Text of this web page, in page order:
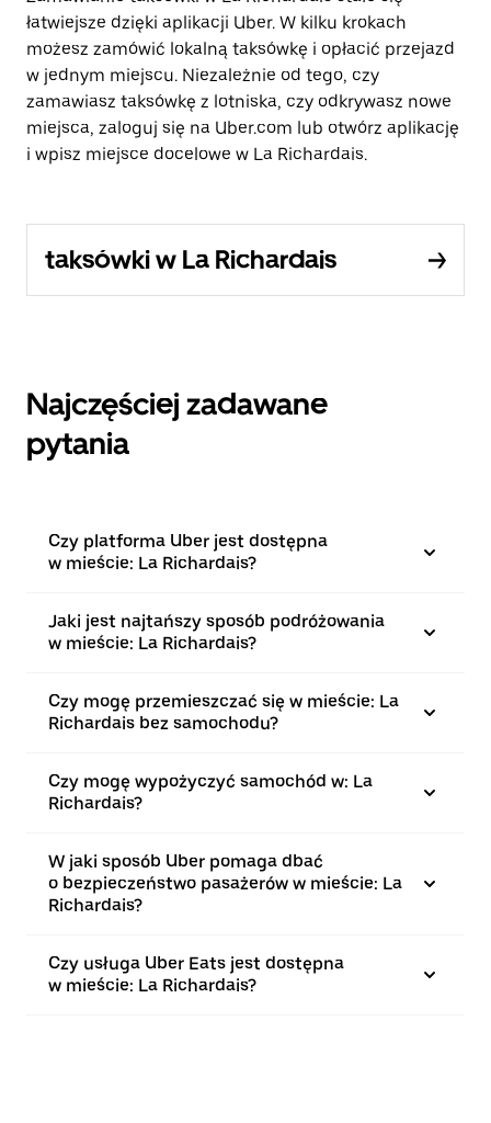
łatwiejsze dzięki aplikacji Uber. W kilku krokach
możesz zamówić lokalną taksówkę i opłacić przejazd
w jednym miejscu. Niezależnie od tego, czy
zamawiasz taksówkę z lotniska, czy odkrywasz nowe
miejsca, zaloguj się na Uber.com lub otwórz aplikację
i wpisz miejsce docelowe w La Richardais.
taksówki w La Richardais
Najczęściej zadawane
pytania
Czy platforma Uber jest dostępna
w mieście: La Richardais?
Jaki jest najtańszy sposób podróżowania
w mieście: La Richardais?
Czy mogę przemieszczać się w mieście: La
Richardais bez samochodu?
Czy mogę wypożyczyć samochód w: La
Richardais?
W jaki sposób Uber pomaga dbać
o bezpieczeństwo pasażerów w mieście: La
Richardais?
Czy usługa Uber Eats jest dostępna
w mieście: La Richardais?